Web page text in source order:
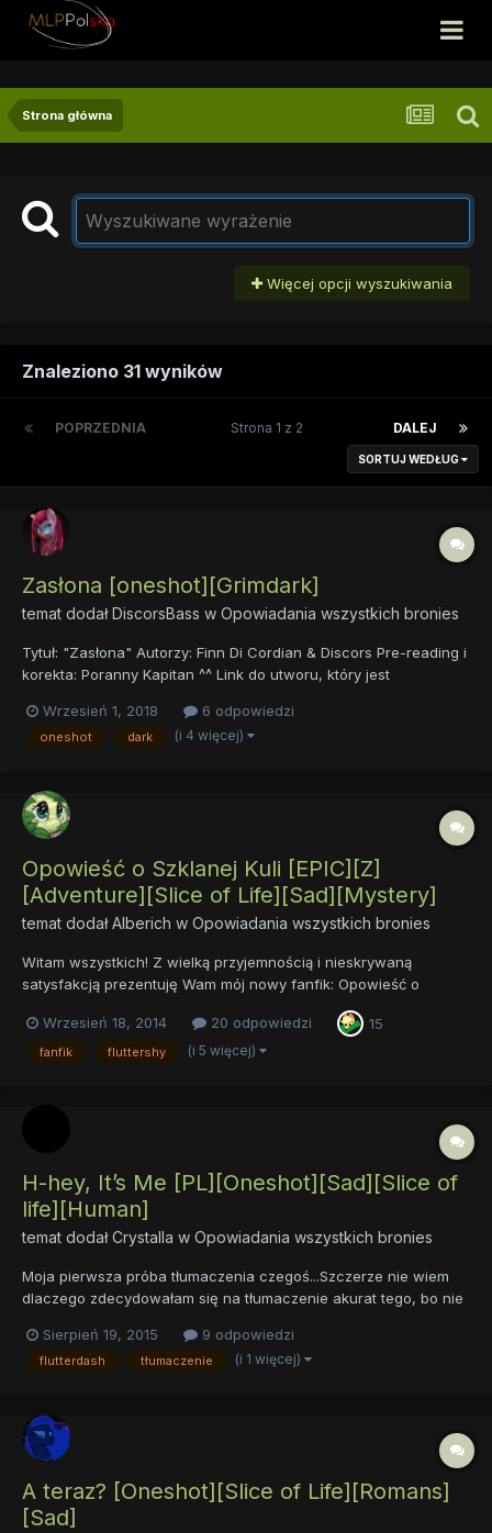
Strona główna
Więcej opcji wyszukiwania
Znaleziono 31 wyników
POPRZEDNIA DALEJ
Strona 1 z 2
SORTUJ WEDŁUG
Zasłona [oneshot][Grimdark]
temat dodałDiscorsBass w Opowiadania wszystkich bronies
Tytuł: "Zasłona" Autorzy: Finn Di Cordian & Discors Pre-reading i
korekta: Poranny Kapitan ^^ Link do utworu, który jest
https://docs.google.com/document/d/1mxrMGu4W-
UFn_NyOWuNh_x-kRT1xM1JU1zxHvqbeBGU/edit Tutaj chciałbym
Wrzesień 1, 2018 6 odpowiedzi
oneshot dark (i 4 więcej)
Opowieść o Szklanej Kuli [EPIC][Z]
[Adventure][Slice of Life][Sad][Mystery]
temat dodałAlberich w Opowiadania wszystkich bronies
Witam wszystkich! Z wielką przyjemnością i nieskrywaną
satysfakcją prezentuję Wam mój nowy fanfik: Opowieść o
od początku do końca. Jestem dość zadowolony z tego tekstu i,
wydaje mi się, dumny. Jedna...
Wrzesień 18, 2014 20 odpowiedzi 15
fanfik fluttershy (i 5 więcej)
H-hey, It’s Me [PL][Oneshot][Sad][Slice of
life][Human]
temat dodałCrystalla w Opowiadania wszystkich bronies
Moja pierwsza próba tłumaczenia czegoś...Szczerze nie wiem
dlaczego zdecydowałam się na tłumaczenie akurat tego, bo nie
Sierpień 19, 2015
9 odpowiedzi
flutterdash tłumaczenie (i 1 więcej)
A teraz? [Oneshot][Slice of Life][Romans]
[Sad]